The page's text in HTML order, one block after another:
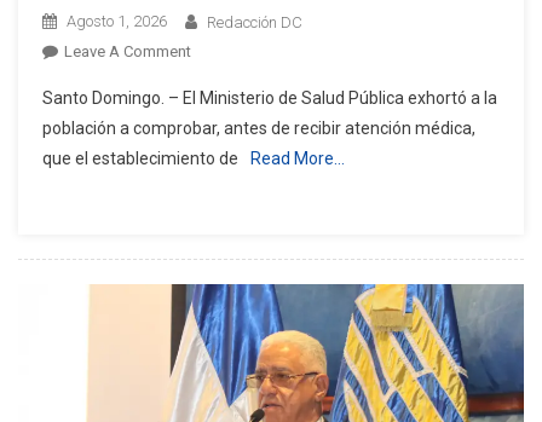
Agosto 1, 2026
Redacción DC
Leave A CommentOn
De
Salud
Facilita
Verificar
Establecimientos
De
Salud
Habilitados
Santo Domingo. – El Ministerio de Salud Pública exhortó a la
población a comprobar, antes de recibir atención médica,
que el establecimiento de
Read More…